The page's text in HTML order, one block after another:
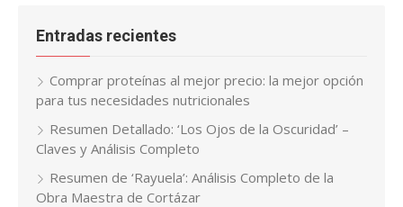
Entradas recientes
Comprar proteínas al mejor precio: la mejor opción
para tus necesidades nutricionales
Resumen Detallado: ‘Los Ojos de la Oscuridad’ –
Claves y Análisis Completo
Resumen de ‘Rayuela’: Análisis Completo de la
Obra Maestra de Cortázar